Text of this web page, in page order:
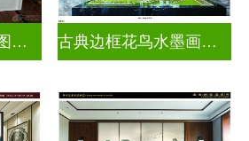
客厅背景双面透光图案水墨画玻璃 古典边框花鸟水墨画玻璃